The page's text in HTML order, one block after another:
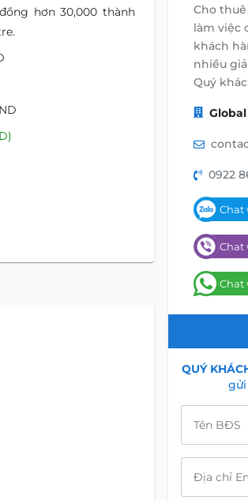
hơn 30,000 thành
Cho
làm việc
khách
nhiều
Quý
0922
Chat
Chat
Chat
QUÝ
Tên BĐS
Địa chỉ